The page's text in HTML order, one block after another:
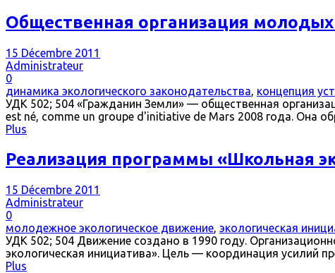
Общественная организация
15 Décembre 2011
Administrateur
0
динамика экологического законодательства, концепция
УДК 502; 504 «Гражданин Земли» — общественная
est né, comme un groupe d'initiative de Mars 2008 года. Она
Plus
Реализация программы «Школьная
15 Décembre 2011
Administrateur
0
молодежное экологическое движение, экологическая
УДК 502; 504 Движение создано в 1990 году.
экологическая инициатива». Цель — координация усилий
Plus